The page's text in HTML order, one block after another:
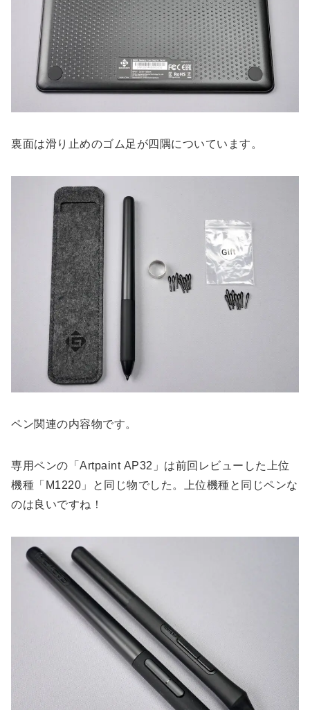
裏面は滑り止めのゴム足が四隅についています。
ペン関連の内容物です。
専用ペンの「Artpaint AP32」は前回レビューした上位
機種「M1220」と同じ物でした。上位機種と同じペンな
のは良いですね！